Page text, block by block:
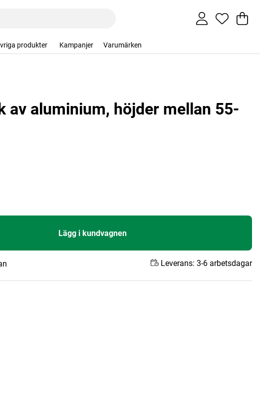
.
produkter Kampanjer Varumärken
av aluminium, höjder mellan 55-
Lägg i kundvagnen
Leverans: 3-6 arbetsdagar